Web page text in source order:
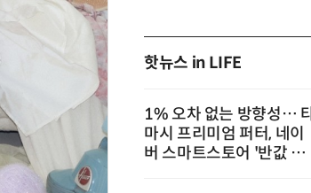
핫뉴스 in LIFE
1% 오차 없는 방향성…
마시 프리미엄 퍼터, 네이
버 스마트스토어 '반값 할